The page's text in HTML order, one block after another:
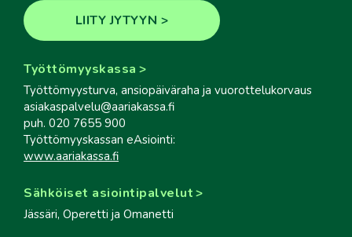
LIITY JYTYYN
Työttömyyskassa
Työttömyysturva, ansiopäiväraha ja vuorottelukorvaus
asiakaspalvelu@aariakassa.fi
puh. 020 7655 900
Työttömyyskassan eAsiointi:
www.aariakassa.fi
Sähköiset asiointipalvelut
Jässäri, Operetti ja Omanetti